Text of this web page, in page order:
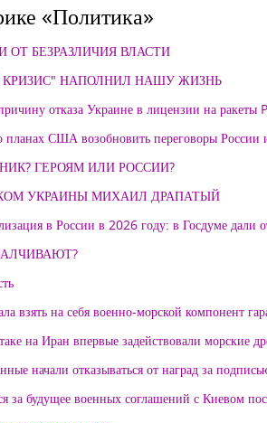
«Политика»
БЕЗРАЗЛИЧИЯ ВЛАСТИ
НАПОЛНИЛ НАШУ ЖИЗНЬ
отказа Украине в лицензии на ракеты
планах США возобновить переговоры
ГЕРОЯМ ИЛИ РОССИИ?
УКРАИНЫ МИХАИЛ ДРАПАТЫЙ
в России в 2026 году: в Госдуме дали
взять на себя военно-морской компонент
на Иран впервые задействовали морские
начали отказываться от наград за
за будущее военных соглашений с Киевом